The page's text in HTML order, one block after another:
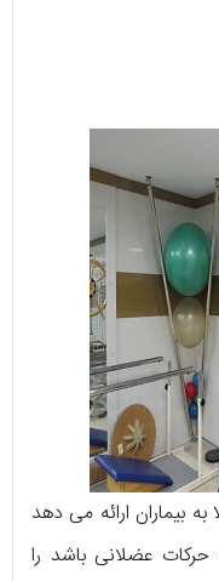
بیماران ارائه می دهد
عضلانی باشد را